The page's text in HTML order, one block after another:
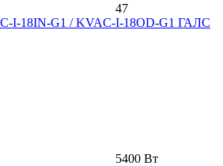
47
I-18IN-G1 / KVAC-I-18OD-G1 ГАЛС
5400 Вт